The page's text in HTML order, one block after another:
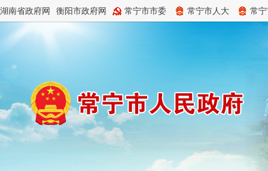
湖南省政府网 衡阳市政府网 常宁市市委 常宁市人大 常